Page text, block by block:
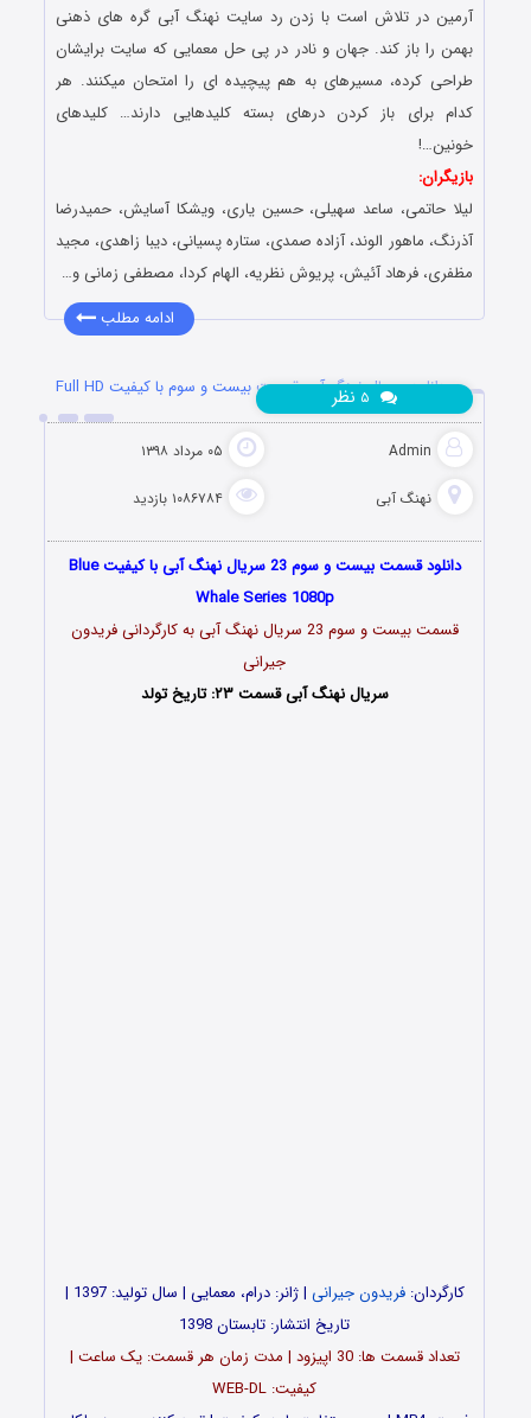
آرمین در تلاش است با زدن رد سایت نهنگ آبی گره های ذهنی
بهمن را باز کند. جهان و نادر در پی حل معمایی که سایت برایشان
طراحی کرده، مسیرهای به هم پیچیده ای را امتحان میکنند. هر
کدام برای باز کردن درهای بسته کلیدهایی دارند… کلیدهای
خونین…!
بازیگران:
لیلا حاتمی، ساعد سهیلی، حسین یاری، ویشکا آسایش، حمیدرضا
آذرنگ، ماهور الوند، آزاده صمدی، ستاره پسیانی، دیبا زاهدی، مجید
مظفری، فرهاد آئیش، پریوش نظریه، الهام کردا، مصطفی زمانی و…
ادامه مطلب
دانلود سریال نهنگ آبی قسمت بیست و سوم با کیفیت Full HD
Admin ۰۵ مرداد ۱۳۹۸
نهنگ آبی ۱۰۸۶۷۸۴ بازدید
نظر
دانلود قسمت بیست و سوم 23 سریال نهنگ آبی با کیفیت Blue
Whale Series 1080p
قسمت بیست و سوم 23 سریال نهنگ آبی به کارگردانی فریدون
جیرانی
سریال نهنگ آبی قسمت ۲۳: تاریخ تولد
کارگردان:فریدون جیرانی
| ژانر: درام، معمایی | سال تولید: 1397 |
تاریخ انتشار: تابستان 1398
تعداد قسمت ها: 30 اپیزود | مدت زمان هر قسمت: یک ساعت |
کیفیت: WEB-DL